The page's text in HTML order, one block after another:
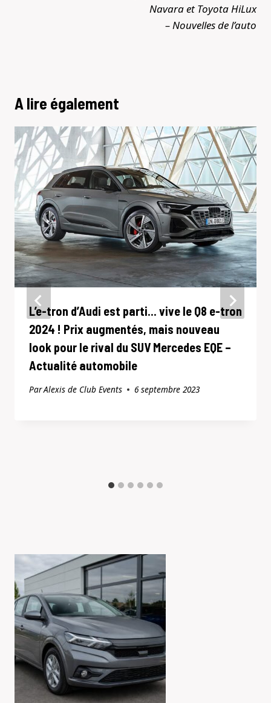
Navara et Toyota HiLux
– Nouvelles de l’auto
A lire également
L’e-tron d’Audi est parti… vive le Q8 e-tron
2024 ! Prix ​​​​augmentés, mais nouveau
look pour le rival du SUV Mercedes EQE –
Actualité automobile
ParAlexis de Club Events 6 septembre 2023